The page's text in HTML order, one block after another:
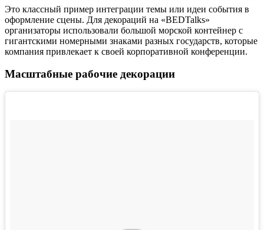
Это классный пример интеграции темы или идеи события в
оформление сцены. Для декораций на «BEDTalks»
организаторы использовали большой морской контейнер с
гигантскими номерными знаками разных государств, которые
компания привлекает к своей корпоративной конференции.
Масштабные рабочие декорации